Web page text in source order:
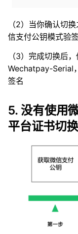
（2）当你确认切
信支付公钥模式验
（3）完成切换后
Wechatpay-Serial
签名
5. 没有使用
平台证书切